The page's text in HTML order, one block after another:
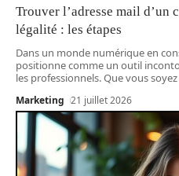
Trouver l’adresse mail d’un
légalité : les étapes
Dans un monde numérique en
positionne comme un outil
les professionnels. Que vous
Marketing 21 juillet 2026